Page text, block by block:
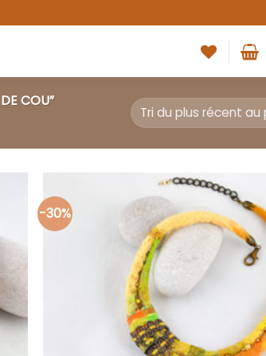
COU”
-30%